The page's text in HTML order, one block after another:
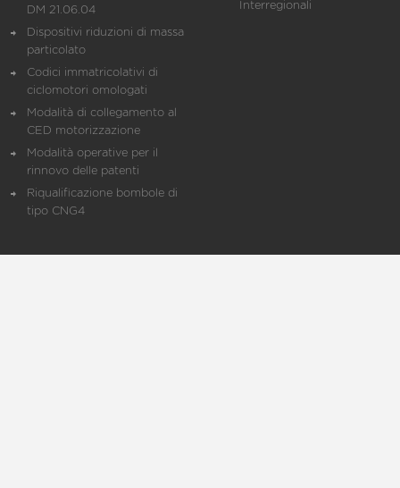
DM 21.06.04
Dispositivi riduzioni di massa
particolato
Codici immatricolativi di
ciclomotori omologati
Modalità di collegamento al
CED motorizzazione
Modalità operative per il
rinnovo delle patenti
Riqualificazione bombole di
tipo CNG4
Interregionali